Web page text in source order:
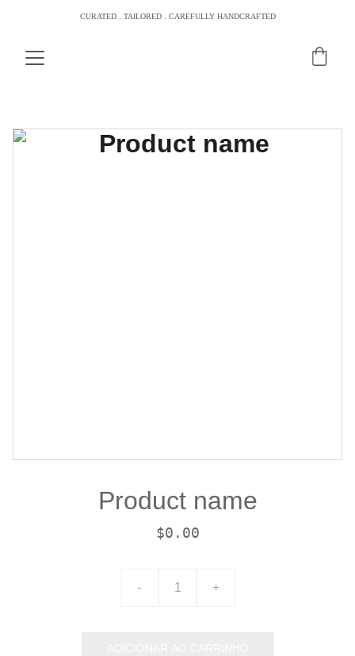
CURATED . TAILORED . CAREFULLY HANDCRAFTED
Product name
$0.00
- +